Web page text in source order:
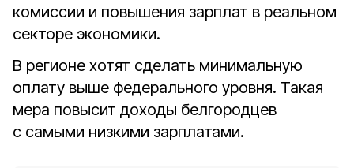
комиссии и повышения зарплат в реальном
секторе экономики.
В регионе хотят сделать минимальную
оплату выше федерального уровня. Такая
мера повысит доходы белгородцев
с самыми низкими зарплатами.